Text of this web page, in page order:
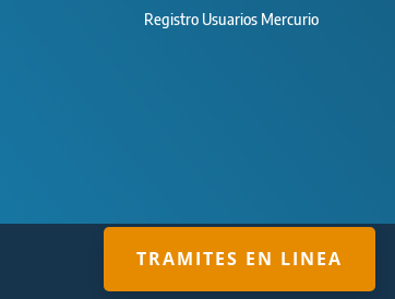
Registro Usuarios Mercurio
TRAMITES EN LINEA